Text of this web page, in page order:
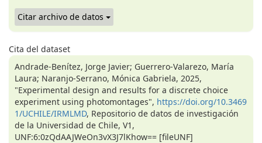
Citar archivo de datos
Cita del dataset
Andrade-Benítez, Jorge Javier; Guerrero-Valarezo, María
Laura; Naranjo-Serrano, Mónica Gabriela, 2025,
"Experimental design and results for a discrete choice
experiment using photomontages", https://doi.org/10.3469
1/UCHILE/IRMLMD, Repositorio de datos de investigación
de la Universidad de Chile, V1,
UNF:6:0zQdAAJWeOn3vX3J7lKhow== [fileUNF]